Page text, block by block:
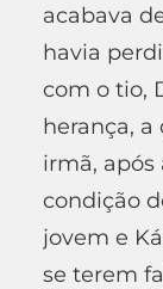
acabava
havia
com o tio,
herança, a
irmã, após
condição
jovem e
se terem